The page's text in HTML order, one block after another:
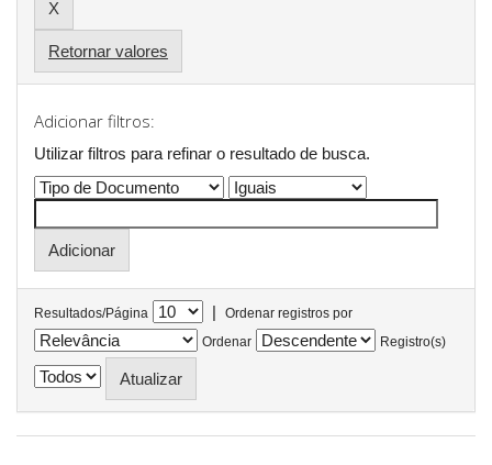
Retornar valores
Adicionar filtros:
Utilizar filtros para refinar o resultado de busca.
Resultados/Página |
Ordenar registros por
Ordenar
Registro(s)